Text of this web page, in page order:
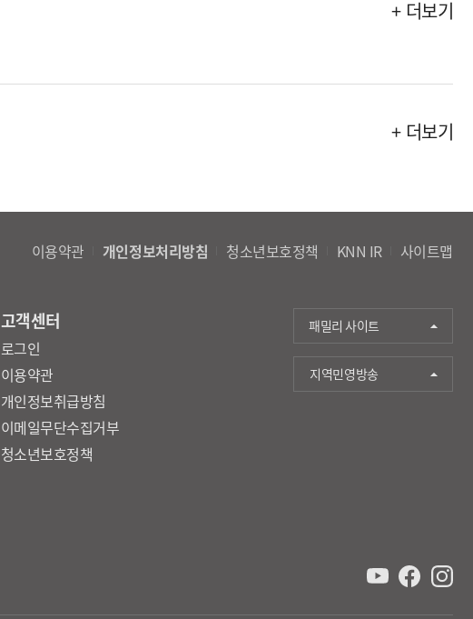
+ 더보기
+ 더보기
이용약관 개인정보처리방침 청소년보호정책 KNN IR 사이트맵
고객센터
로그인
이용약관
개인정보취급방침
이메일무단수집거부
청소년보호정책
패밀리 사이트
지역민영방송